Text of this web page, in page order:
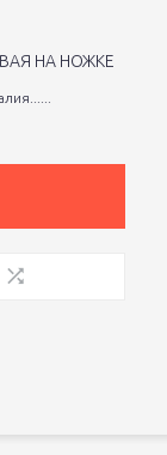
НА НОЖКЕ